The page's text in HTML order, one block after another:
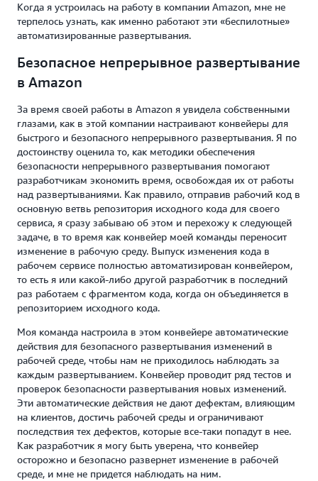
Когда я устроилась на работу в компании Amazon, мне не
терпелось узнать, как именно работают эти «беспилотные»
автоматизированные развертывания.
Безопасное непрерывное развертывание
в Amazon
За время своей работы в Amazon я увидела собственными
глазами, как в этой компании настраивают конвейеры для
быстрого и безопасного непрерывного развертывания. Я по
достоинству оценила то, как методики обеспечения
безопасности непрерывного развертывания помогают
разработчикам экономить время, освобождая их от работы
над развертываниями. Как правило, отправив рабочий код в
основную ветвь репозитория исходного кода для своего
сервиса, я сразу забываю об этом и перехожу к следующей
задаче, в то время как конвейер моей команды переносит
изменение в рабочую среду. Выпуск изменения кода в
рабочем сервисе полностью автоматизирован конвейером,
то есть я или какой-либо другой разработчик в последний
раз работаем с фрагментом кода, когда он объединяется в
репозиторием исходного кода.
Моя команда настроила в этом конвейере автоматические
действия для безопасного развертывания изменений в
рабочей среде, чтобы нам не приходилось наблюдать за
каждым развертыванием. Конвейер проводит ряд тестов и
проверок безопасности развертывания новых изменений.
Эти автоматические действия не дают дефектам, влияющим
на клиентов, достичь рабочей среды и ограничивают
последствия тех дефектов, которые все-таки попадут в нее.
Как разработчик я могу быть уверена, что конвейер
осторожно и безопасно развернет изменение в рабочей
среде, и мне не придется наблюдать на ним.